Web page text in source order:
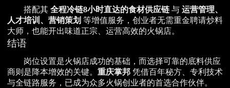
搭配其 全程冷链8小时直达的食材供应链 与 运营管理、
人才培训、营销策划 等增值服务，创业者无需重金聘请炒料
大师，也能开出味道正宗、运营高效的火锅店。
结语
岗位设置是火锅店成功的基础，而选择可靠的底料供应
商则是降本增效的关键。 重庆掌邦 凭借百年秘方、专利技术
与全链路服务，已成为众多火锅创业者的首选合作伙伴。